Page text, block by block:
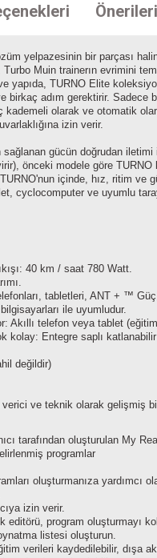
yelpazesinin bir parçası
Muin trainerın evrimini
yapıda, TURNO Elite
birkaç adım gerektirir.
olarak ve otomatik
izin verir.
gücün doğrudan
önceki modele göre
içinde, hız, ritim
cyclocomputer ve uyumlu
40 km / saat 780 Watt.
tabletleri, ANT + ™
ile uyumludur.
Akıllı telefon veya tablet
kolay: Entegre saplı
değildir)
ve teknik olarak gelişmiş
tarafından oluşturulan My
programlar
oluşturmanıza yardımcı
izin verir.
program oluşturmayı
listesi oluşturun.
verileri kaydedilebilir, dışa